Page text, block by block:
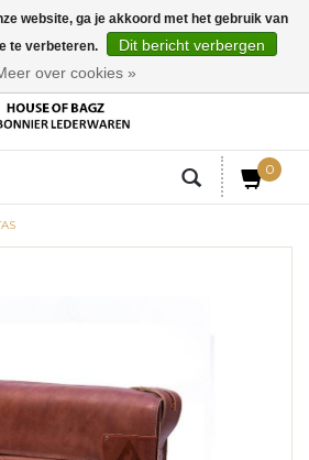
0
website, ga je akkoord met het gebruik van
te verbeteren.
Dit bericht verbergen
over cookies »